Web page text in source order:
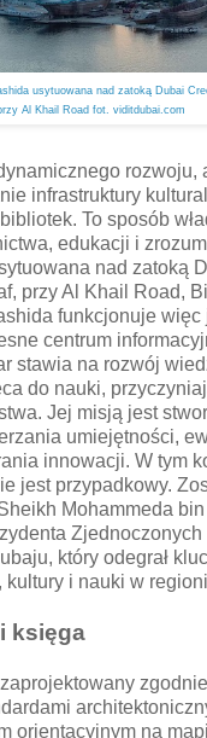
usytuowana nad zatoką Dubai
Al Khail Road fot. viditdubai.com
rozwoju,
infrastruktury
To sposób
edukacji i
nad zatoką
przy Al Khail Road,
funkcjonuje
centrum
stawia na rozwój
do nauki,
Jej misją jest
umiejętności,
innowacji. W tym
jest przypadkowy.
Mohammeda bin
który odegrał
i nauki w
księga
orientacyjnym na